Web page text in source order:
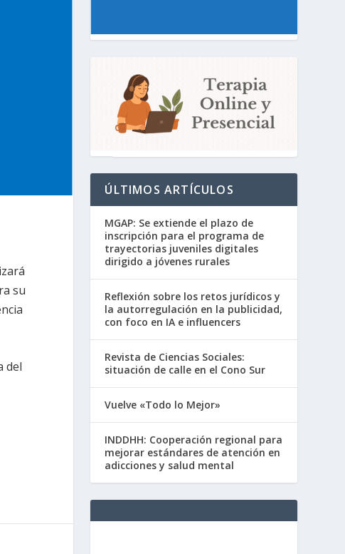
su
del
ÚLTIMOS ARTÍCULOS
MGAP: Se extiende el plazo de
inscripción para el programa de
trayectorias juveniles digitales
dirigido a jóvenes rurales
Reflexión sobre los retos jurídicos y
la autorregulación en la publicidad,
con foco en IA e influencers
Revista de Ciencias Sociales:
situación de calle en el Cono Sur
Vuelve «Todo lo Mejor»
INDDHH: Cooperación regional para
mejorar estándares de atención en
adicciones y salud mental